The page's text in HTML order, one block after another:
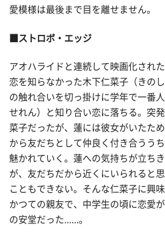
愛模様は最後まで目を離せません。
■ストロボ・エッジ
アオハライドと連続して映画化され
恋を知らなかった木下仁菜子（きの
の触れ合いを切っ掛けに学年で一番
せれん）と知り合い恋に落ちる。突
菜子だったが、蓮には彼女がいたた
から友だちとして仲良く付き合うう
魅かれていく。蓮への気持ちが立ち
が、友だちだから近くにいられると
こともできない。そんな仁菜子に興
かつての親友で、中学生の頃に恋愛
の安堂だった......。